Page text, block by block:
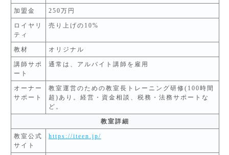
加盟金 250万円
ロイヤリ
ティ
売り上げの10%
教材 オリジナル
講師サポ
ート
通常は、アルバイト講師を雇用
オーナー
サポート
教室運営のための教室長トレーニング研修(100時間
超)あり。経営・資金相談、税務・法務サポートな
ど。
教室詳細
教室公式
サイト
https://iteen.jp/